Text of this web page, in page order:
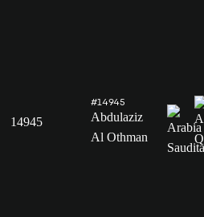
14945
#14945
Abdulaziz
Al Othman